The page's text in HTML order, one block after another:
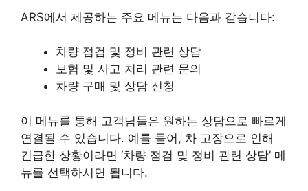
ARS에서 제공하는 주요 메뉴는 다음과 같습니다:
차량 점검 및 정비 관련 상담
보험 및 사고 처리 관련 문의
차량 구매 및 상담 신청
이 메뉴를 통해 고객님들은 원하는 상담으로 빠르게
연결될 수 있습니다. 예를 들어, 차 고장으로 인해
긴급한 상황이라면 ‘차량 점검 및 정비 관련 상담’ 메
뉴를 선택하시면 됩니다.